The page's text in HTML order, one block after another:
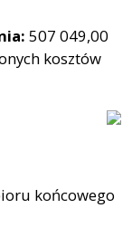
507 049,00
kosztów
końcowego